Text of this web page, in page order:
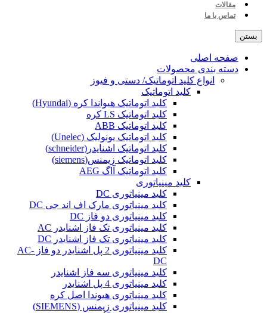
مقالات
تماس با ما
بستن
صفحه اصلی
دسته بندی محصولات
انواع کلید اتوماتیک/ دستی و فیوز
کلید اتوماتیک
کلید اتوماتیک هیواندا کره (Hyundai)
کلید اتوماتیک LS کره
کلید اتوماتیک ABB
کلید اتوماتیک یونولیک (Unelec)
کلید اتوماتیک اشنایدر(schneider)
کلید اتوماتیک زیمنس(siemens)
کلید اتوماتیک آاگ AEG
کلید مینیاتوری
کلید مینیاتوری DC
کلید مینیاتوری مارک اف اند جی DC
کلید مینیاتوری دو فاز DC
کلید مینیاتوری تک فاز اشنایدر AC
کلید مینیاتوری تک فاز اشنایدر DC
کلید مینیاتوری 2 پل اشنایدر دو فاز AC-
DC
کلید مینیاتوری سه فاز اشنایدر
کلید مینیاتوری 4 پل اشنایدر
کلید مینیاتوری هیوندا اصل کره
کلید مینیاتوری زیمنس (SIEMENS)